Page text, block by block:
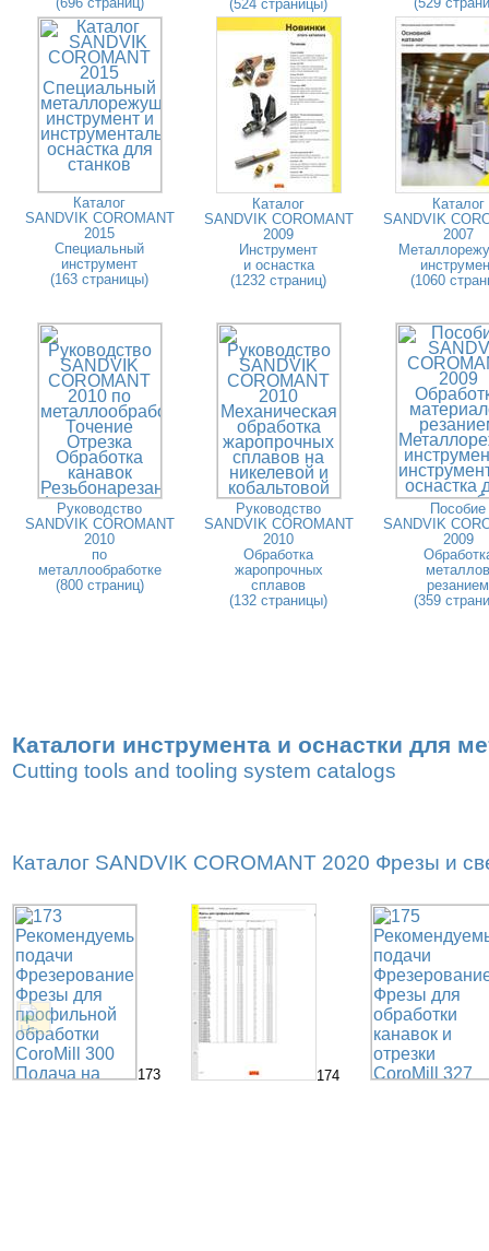
(524 страницы)
Каталог
SANDVIK COROMANT
2015
Специальный
инструмент
(163 страницы)
Каталог
SANDVIK COROMANT
2009
Инструмент
и оснастка
(1232 страниц)
Каталог
SANDVIK
2007
(1060
Руководство
SANDVIK COROMANT
2010
по
металлообработке
(800 страниц)
Руководство
SANDVIK COROMANT
2010
Обработка
жаропрочных
сплавов
(132 страницы)
Пособие
SANDVIK
2009
металлов
резанием
(359
Каталоги инструмента и оснастки для
Cutting tools and tooling system catalogs
Каталог SANDVIK COROMANT 2020 Фрезы и
173 174